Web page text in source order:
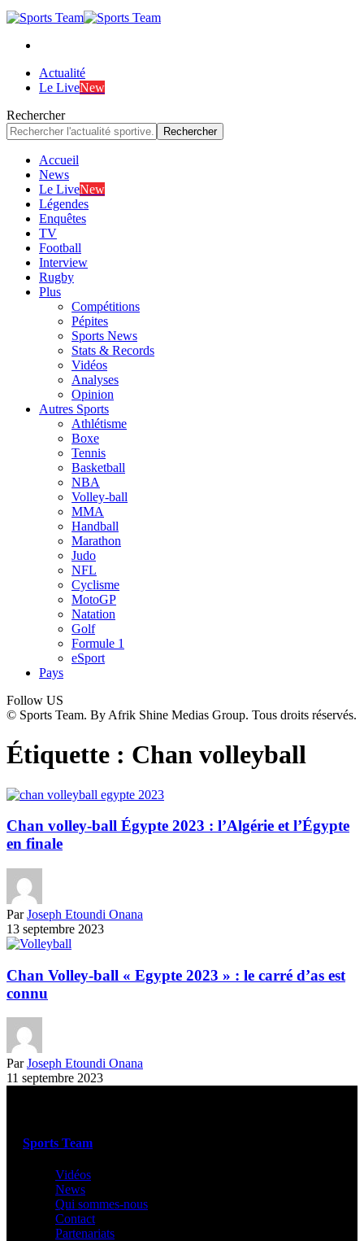
Actualité
Le LiveNew
Rechercher
Accueil
News
Le LiveNew
Légendes
Enquêtes
TV
Football
Interview
Rugby
Plus
Compétitions
Pépites
Sports News
Stats & Records
Vidéos
Analyses
Opinion
Autres Sports
Athlétisme
Boxe
Tennis
Basketball
NBA
Volley-ball
MMA
Handball
Marathon
Judo
NFL
Cyclisme
MotoGP
Natation
Golf
Formule 1
eSport
Pays
Follow US
© Sports Team. By Afrik Shine Medias Group. Tous droits réservés.
Étiquette : Chan volleyball
Chan volley-ball Égypte 2023 : l’Algérie et l’Égypte
en finale
Par Joseph Etoundi Onana
13 septembre 2023
Chan Volley-ball « Egypte 2023 » : le carré d’as est
connu
Par Joseph Etoundi Onana
11 septembre 2023
Sports Team
Vidéos
News
Qui sommes-nous
Contact
Partenariats